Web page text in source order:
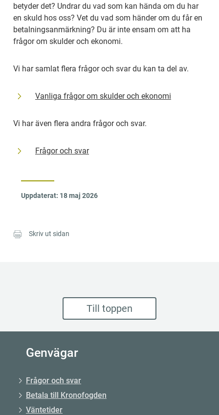
betyder det? Undrar du vad som kan hända om du har
en skuld hos oss? Vet du vad som händer om du får en
betalnings­anmärk­ning? Du är inte ensam om att ha
frågor om skulder och ekonomi.
Vi har samlat flera frågor och svar du kan ta del av.
Vanliga frågor om skulder och ekonomi
Vi har även flera andra frågor och svar.
Frågor och svar
Uppdaterat: 18 maj 2026
Skriv ut sidan
Till toppen
Genvägar
Frågor och svar
Betala till Kronofogden
Väntetider